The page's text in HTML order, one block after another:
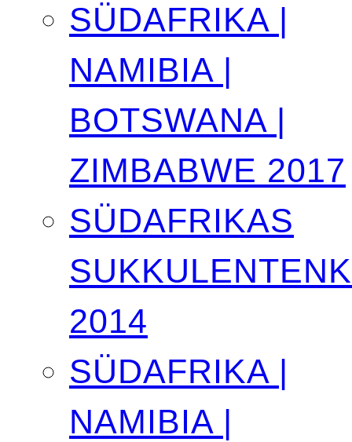
SÜDAFRIKA |
NAMIBIA |
BOTSWANA |
ZIMBABWE 2017
SÜDAFRIKAS
2014
SÜDAFRIKA |
NAMIBIA |